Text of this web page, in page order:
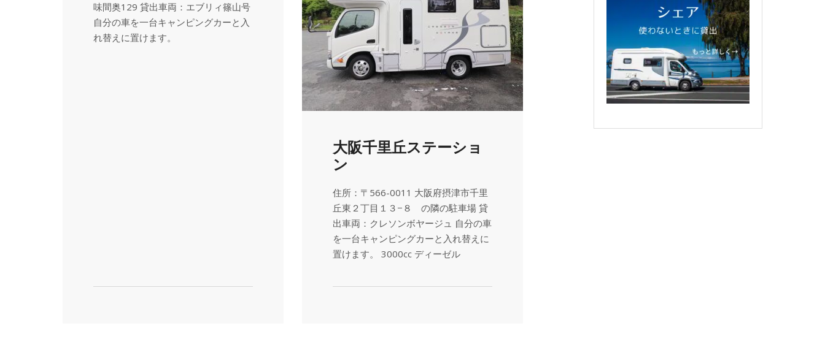
味間奥129 貸出車両：エブリィ篠山号
自分の車を一台キャンピングカーと入
れ替えに置けます。
大阪千里丘ステーショ
ン
住所：〒566-0011 大阪府摂津市千里
丘東２丁目１３−８ の隣の駐車場 貸
出車両：クレソンボヤージュ 自分の車
を一台キャンピングカーと入れ替えに
置けます。 3000cc ディーゼル